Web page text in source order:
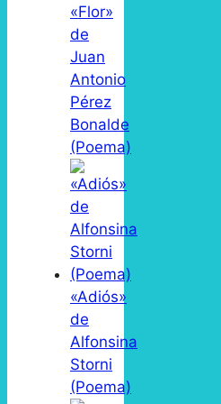
«Flor»
de
Juan
Antonio
Pérez
Bonalde
(Poema)
«Adiós»
de
Alfonsina
Storni
(Poema)